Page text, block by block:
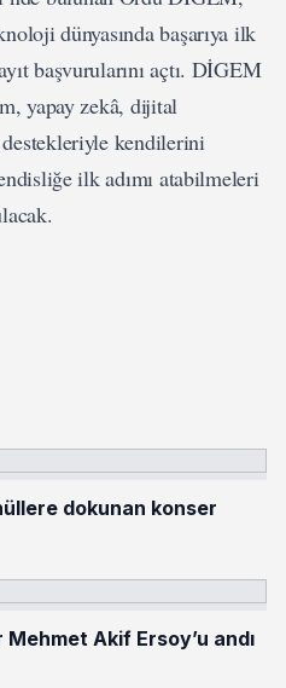
dünyasında başarıya ilk
başvurularını açtı. DİGEM
yapay zekâ, dijital
kendilerini
ilk adımı atabilmeleri
dokunan konser
Akif Ersoy’u andı